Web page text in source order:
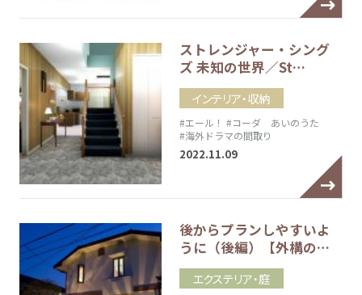
ストレンジャー・シング
ズ 未知の世界／St…
インテリア・収納
#エール！ #コーダ あいのうた
#海外ドラマの間取り
2022.11.09
後からプランしやすいよ
うに（後編）【外構の…
エクステリア・庭